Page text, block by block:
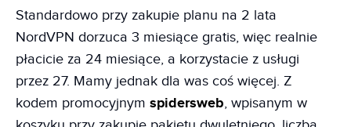
Standardowo przy zakupie planu na 2 lata
NordVPN dorzuca 3 miesiące gratis, więc realnie
płacicie za 24 miesiące, a korzystacie z usługi
przez 27. Mamy jednak dla was coś więcej. Z
kodem promocyjnym spidersweb, wpisanym w